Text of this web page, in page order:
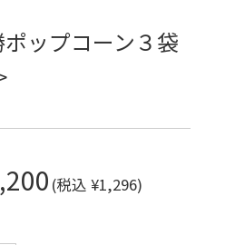
ポップコーン３袋
(税込 ¥1,296)